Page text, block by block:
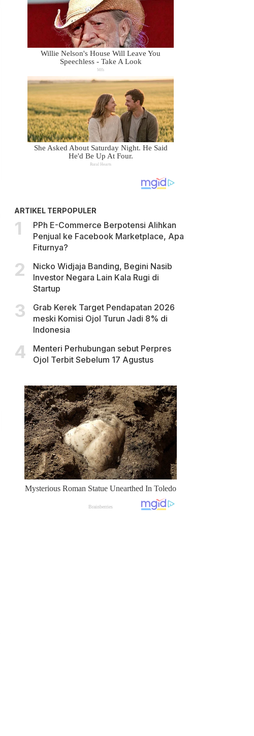
ARTIKEL TERPOPULER
PPh E-Commerce Berpotensi Alihkan
Penjual ke Facebook Marketplace, Apa
Fiturnya?
Nicko Widjaja Banding, Begini Nasib
Investor Negara Lain Kala Rugi di
Startup
Grab Kerek Target Pendapatan 2026
meski Komisi Ojol Turun Jadi 8% di
Indonesia
Menteri Perhubungan sebut Perpres
Ojol Terbit Sebelum 17 Agustus